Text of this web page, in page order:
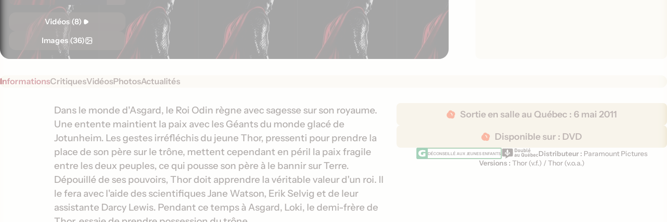
Vidéos (8)
Images (36)
InformationsCritiquesVidéosPhotosActualités
S
y
n
o
p
s
s
Dans le monde d'Asgard, le Roi Odin règne avec sagesse sur son royaume.
Une entente maintient la paix avec les Géants du monde glacé de
Jotunheim. Les gestes irréfléchis du jeune Thor, pressenti pour prendre la
place de son père sur le trône, mettent cependant en péril la paix fragile
entre les deux peuples, ce qui pousse son père à le bannir sur Terre.
Dépouillé de ses pouvoirs, Thor doit apprendre la véritable valeur d'un roi. Il
le fera avec l'aide des scientifiques Jane Watson, Erik Selvig et de leur
assistante Darcy Lewis. Pendant ce temps à Asgard, Loki, le demi-frère de
Sortie en salle au Québec : 6 mai 2011
Disponible sur : DVD
DÉCONSEILLÉ AUX JEUNES ENFANTS Distributeur : Paramount Pictures
V
Versions :Thor (v.f.) /Thor (v.o.a.)